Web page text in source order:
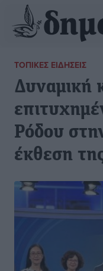
ΤΟΠΙΚΈΣ ΕΙΔΉΣΕΙΣ
Δυναμική
Ρόδου
έκθεση